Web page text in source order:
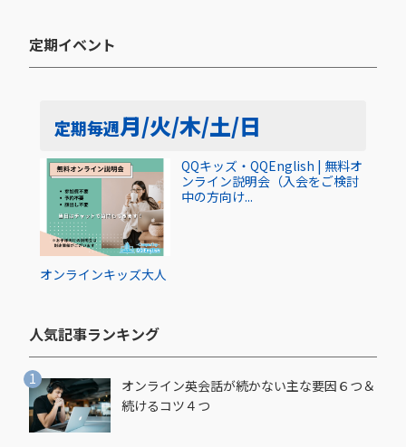
定期イベント​
定期毎週月/火/木/土/日
オンラインキッズ大人
QQキッズ・QQEnglish | 無料オ
ンライン説明会（入会をご検討
中の方向け...
人気記事ランキング​
オンライン英会話が続かない主な要因６つ＆
続けるコツ４つ